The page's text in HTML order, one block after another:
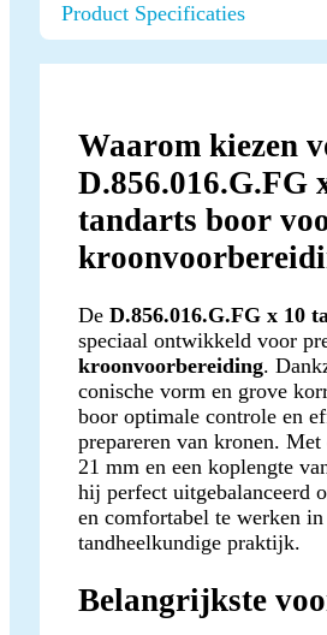
Product Specificaties
Waarom kiezen
D.856.016.G.FG
tandarts boor
De D.856.016.G.FG x 10
speciaal ontwikkeld voor
kroonvoorbereiding.
conische vorm en grove
boor optimale controle en
prepareren van kronen. Met
21 mm en een koplengte
hij perfect uitgebalanceerd
en comfortabel te werken
tandheelkundige praktijk.
Belangrijkste